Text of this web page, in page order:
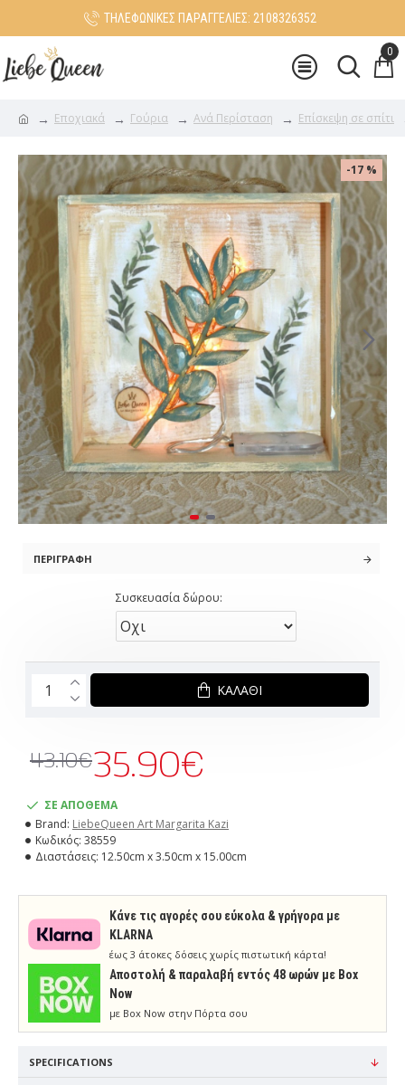
ΤΗΛΕΦΩΝΙΚΕΣ ΠΑΡΑΓΓΕΛΙΕΣ: 2108326352
0
Εποχιακά Γούρια Ανά Περίσταση Επίσκεψη σε σπίτι
-17 %
ΠΕΡΙΓΡΑΦΉ
ΣΕ ΑΠΟΘΕΜΑ
Brand: LiebeQueen Art Margarita Kazi
Κωδικός: 38559
Διαστάσεις: 12.50cm x 3.50cm x 15.00cm
35.90€
43.10€
Συσκευασία δώρου:
ΚΑΛΆΘΙ
Κάνε τις αγορές σου εύκολα & γρήγορα με
KLARNA
έως 3 άτοκες δόσεις χωρίς πιστωτική κάρτα!
Aποστολή & παραλαβή εντός 48 ωρών με Box
Now
με Box Now στην Πόρτα σου
SPECIFICATIONS